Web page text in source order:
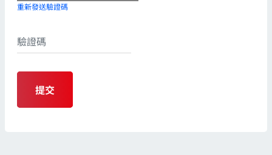
重新發送驗證碼
提交